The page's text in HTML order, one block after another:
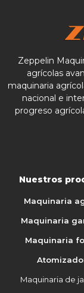
Zeppelin
agrícolas
maquinaria
nacional e
progreso
Nuestros
Maquinaria
Maquinaria
Maquinaria
Maquinaria de